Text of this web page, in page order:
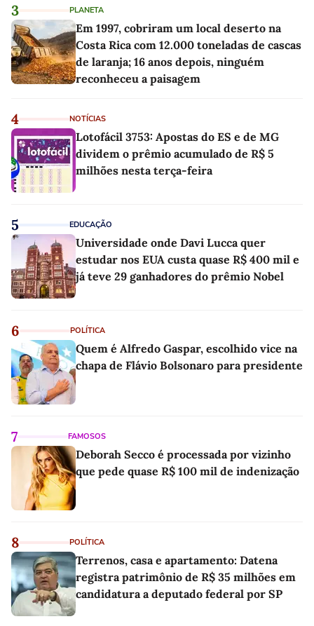
3 PLANETA
Em 1997, cobriram um local deserto na
Costa Rica com 12.000 toneladas de cascas
de laranja; 16 anos depois, ninguém
reconheceu a paisagem
4 NOTÍCIAS
Lotofácil 3753: Apostas do ES e de MG
dividem o prêmio acumulado de R$ 5
milhões nesta terça-feira
5 EDUCAÇÃO
Universidade onde Davi Lucca quer
estudar nos EUA custa quase R$ 400 mil e
já teve 29 ganhadores do prêmio Nobel
6 POLÍTICA
Quem é Alfredo Gaspar, escolhido vice na
chapa de Flávio Bolsonaro para presidente
7 FAMOSOS
Deborah Secco é processada por vizinho
que pede quase R$ 100 mil de indenização
8 POLÍTICA
Terrenos, casa e apartamento: Datena
registra patrimônio de R$ 35 milhões em
candidatura a deputado federal por SP